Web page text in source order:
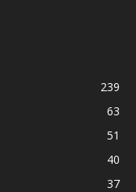
239
63
51
40
37